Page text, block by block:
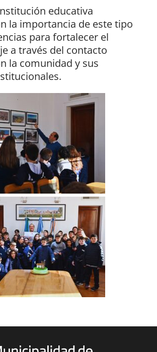
educativa
la importancia de este tipo
para fortalecer el
a través del contacto
la comunidad y sus